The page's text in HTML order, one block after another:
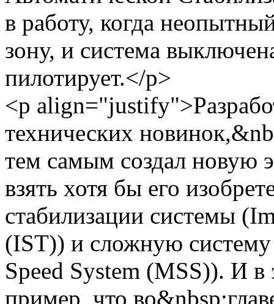
в работу, когда
зону, и система
пилотирует.</p>
<p
технических
тем самым создал новую
взять хотя бы его
стабилизации системы
(IST)) и сложную
Speed System (MSS)). И в
пример, что